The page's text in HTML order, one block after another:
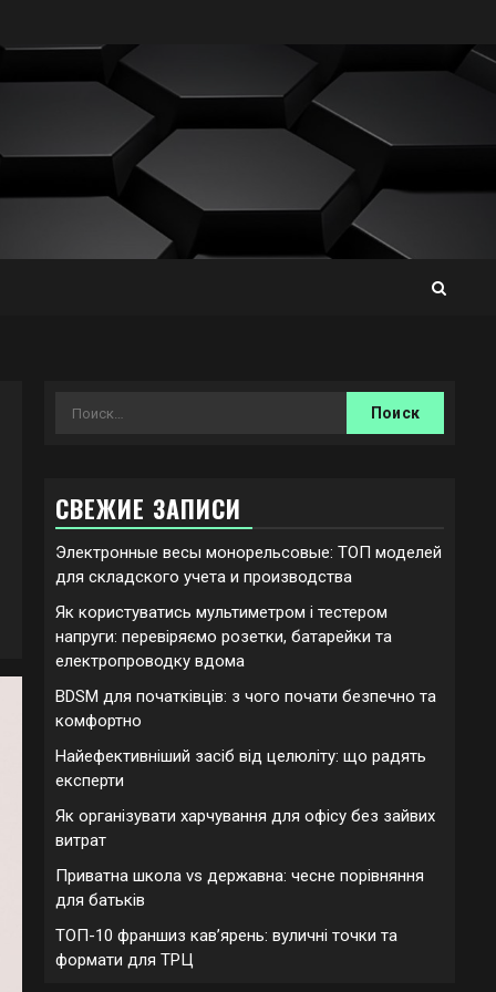
Найти:
СВЕЖИЕ ЗАПИСИ
Электронные весы монорельсовые: ТОП моделей
для складского учета и производства
Як користуватись мультиметром і тестером
напруги: перевіряємо розетки, батарейки та
електропроводку вдома
BDSM для початківців: з чого почати безпечно та
комфортно
Найефективніший засіб від целюліту: що радять
експерти
Як організувати харчування для офісу без зайвих
витрат
Приватна школа vs державна: чесне порівняння
для батьків
ТОП-10 франшиз кавʼярень: вуличні точки та
формати для ТРЦ